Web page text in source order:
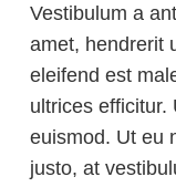
Vestibulum a
amet, hendrerit
eleifend est
ultrices efficitur.
euismod. Ut eu
justo, at